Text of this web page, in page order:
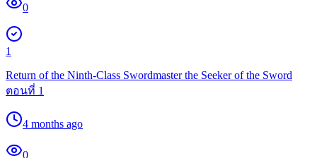
0
1
Return of the Ninth-Class Swordmaster the Seeker of the Sword
ตอนที่ 1
4 months ago
0